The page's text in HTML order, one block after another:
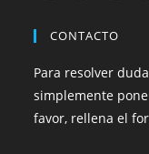
CONTACTO
Para resolver
simplemente
favor, rellena el